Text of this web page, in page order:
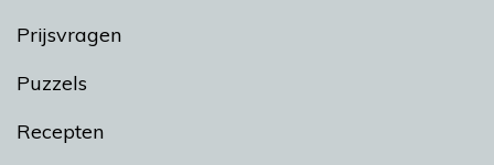
Prijsvragen
Puzzels
Recepten